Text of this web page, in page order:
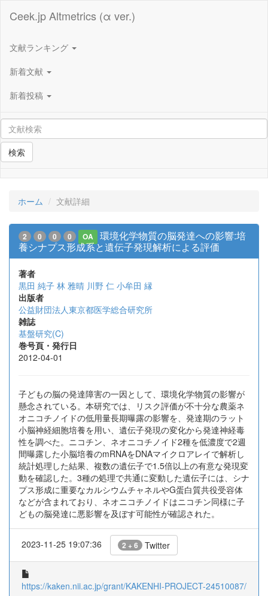
Ceek.jp Altmetrics (α ver.)
文献ランキング
新着文献
新着投稿
検索
ホーム 文献詳細
2 0 0 0 OA
環境化学物質の脳発達への影響:培
養シナプス形成系と遺伝子発現解析による評価
著者
黒田 純子 林 雅晴 川野 仁 小牟田 縁
出版者
公益財団法人東京都医学総合研究所
雑誌
基盤研究(C)
巻号頁・発行日
2012-04-01
子どもの脳の発達障害の一因として、環境化学物質の影響が
懸念されている。本研究では、リスク評価が不十分な農薬ネ
オニコチノイドの低用量長期曝露の影響を、発達期のラット
小脳神経細胞培養を用い、遺伝子発現の変化から発達神経毒
性を調べた。ニコチン、ネオニコチノイド2種を低濃度で2週
間曝露した小脳培養のmRNAをDNAマイクロアレイで解析し
統計処理した結果、複数の遺伝子で1.5倍以上の有意な発現変
動を確認した。3種の処理で共通に変動した遺伝子には、シナ
プス形成に重要なカルシウムチャネルやG蛋白質共役受容体
などが含まれており、ネオニコチノイドはニコチン同様に子
どもの脳発達に悪影響を及ぼす可能性が確認された。
2023-11-25 19:07:36 2 + 6 Twitter
https://kaken.nii.ac.jp/grant/KAKENHI-PROJECT-24510087/